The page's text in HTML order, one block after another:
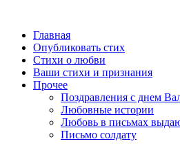
Главная
Опубликовать стих
Стихи о любви
Ваши стихи и признания
Прочее
Поздравления с днем
Любовные истории
Любовь в письмах
Письмо солдату